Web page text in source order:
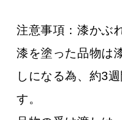
注意事項： 漆かぶ
漆を塗った品物は
しになる為、約3
す。